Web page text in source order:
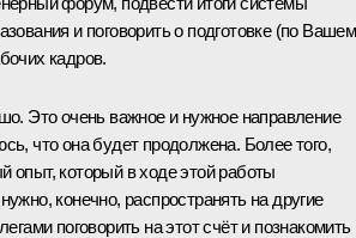
и поговорить о подготовке (по
кадров.
Это очень важное и нужное направление
что она будет продолжена. Более того,
опыт, который в ходе этой работы
конечно, распространять на другие
поговорить на этот счёт и познакомить